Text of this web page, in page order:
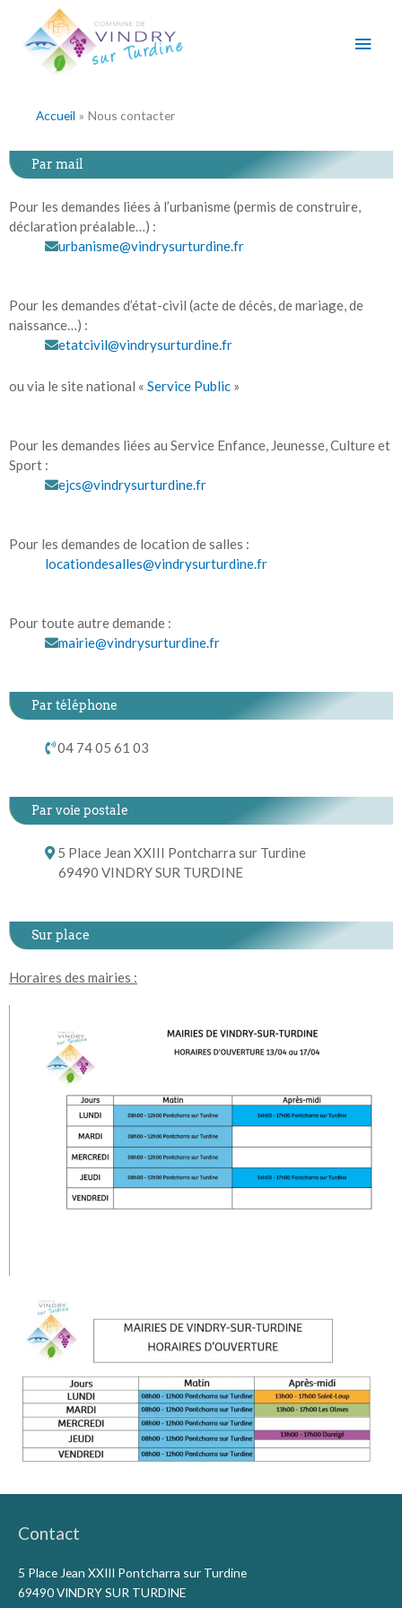
contenu
Accueil Nous contacter
Par mail
Pour les demandes liées à l’urbanisme (permis de construire,
déclaration préalable…) :
urbanisme@vindrysurturdine.fr
Pour les demandes d’état-civil (acte de décès, de mariage, de
naissance…) :
etatcivil@vindrysurturdine.fr
ou via le site national « Service Public »
Pour les demandes liées au Service Enfance, Jeunesse, Culture et
Sport :
ejcs@vindrysurturdine.fr
Pour les demandes de location de salles :
locationdesalles@vindrysurturdine.fr
Pour toute autre demande :
mairie@vindrysurturdine.fr
Par téléphone
04 74 05 61 03
Par voie postale
5 Place Jean XXIII Pontcharra sur Turdine
69490 VINDRY SUR TURDINE
Sur place
Horaires des mairies :
Contact
5 Place Jean XXIII Pontcharra sur Turdine
69490 VINDRY SUR TURDINE